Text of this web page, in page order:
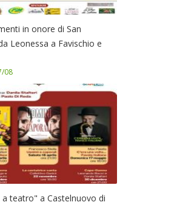
in onore di San
Leonessa a Favischio e
08
teatro" a Castelnuovo di